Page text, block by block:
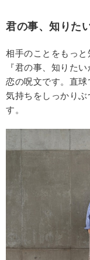
君の事、知りた
相手のことをもっ
『君の事、知りた
恋の呪文です。直
気持ちをしっかり
す。